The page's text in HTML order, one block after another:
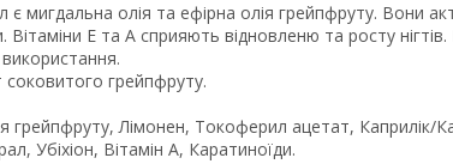
є мигдальна олія та ефірна олія грейпфруту. Вони
Вітаміни Е та А сприяють відновленю та росту
грейпфруту.
грейпфруту, Лімонен, Токоферил ацетат, Каприлік/
Убіхіон, Вітамін А, Каратиноїди.